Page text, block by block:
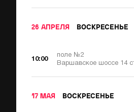
26 АПРЕЛЯ ВОСКРЕСЕНЬЕ
10:00
поле №2
Варшавское шоссе 14
17 МАЯ ВОСКРЕСЕНЬЕ